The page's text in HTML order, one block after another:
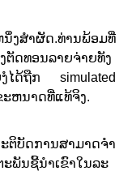
ງສໍາຜັດ.ທ່ານພ້ອມທີ່
ຕັດທອນລາຍຈ່າຍທັງ
ໄດ້ຖືກ simulated
ະຫນາດທີ່ແທ້ຈິງ.
ຕິ​ບັດ​ການ​ສາ​ມາດ​ຈໍາ​
ພັນ​ຊີ້​ນໍາ​ເຂົາ​ໃນ​ລະ​